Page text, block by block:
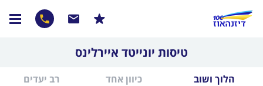
טיסות יונייטד איירלינס
הלוך ושוב כיוון אחד רב יעדים